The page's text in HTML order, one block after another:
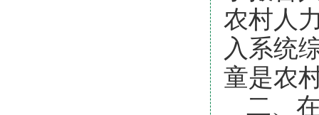
农村人
入系统
童是农
二、